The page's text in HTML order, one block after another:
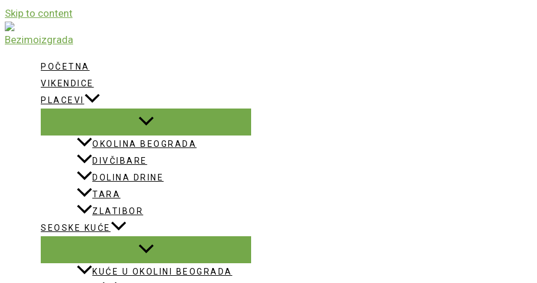
Skip to content
POČETNA
VIKENDICE
PLACEVI
OKOLINA BEOGRADA
DIVČIBARE
DOLINA DRINE
TARA
ZLATIBOR
SEOSKE KUĆE
KUĆE U OKOLINI BEOGRADA